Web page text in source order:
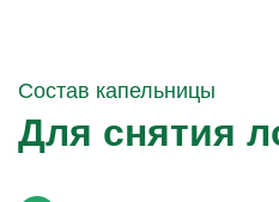
Состав капельницы
Для снятия